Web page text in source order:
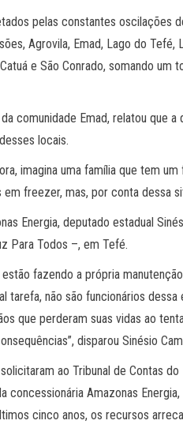
pelas constantes oscilações
Agrovila, Emad, Lago do Tefé,
e São Conrado, somando
comunidade Emad, relatou que a
locais.
imagina uma família que tem um
freezer, mas, por conta dessa
Energia, deputado estadual
Para Todos –, em Tefé.
fazendo a própria
tarefa, não são funcionários
que perderam suas vidas ao
disparou Sinésio
ao Tribunal de Contas
concessionária Amazonas
cinco anos, os recursos